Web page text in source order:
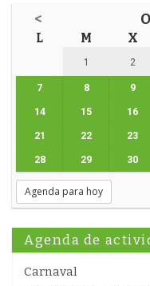
<
L M X
1 2
7 8 9
14 15 16
21 22 23
28 29 30
Agenda para hoy
Agenda de
Carnaval